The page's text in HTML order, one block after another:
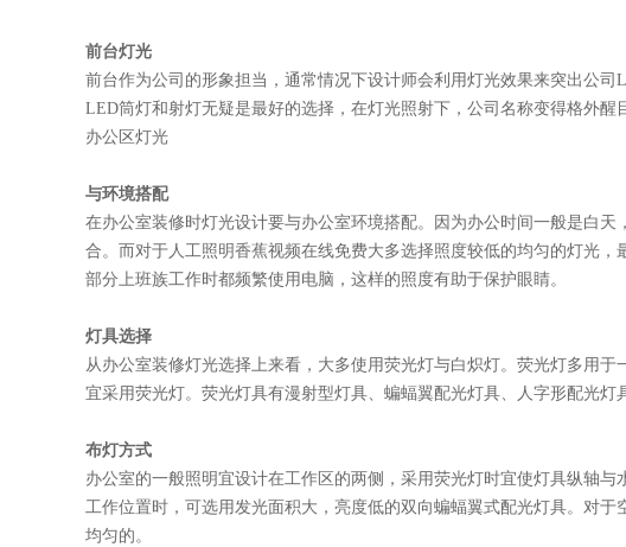
前台灯光
前台作为公司的形象担当，通常情况下设计师会利用灯光效果来突出公司
LED筒灯和射灯无疑是最好的选择，在灯光照射下，公司名称变得格外醒目
办公区灯光
与环境搭配
在办公室装修时灯光设计要与办公室环境搭配。因为办公时间一般是白天
合。而对于人工照明香蕉视频在线免费大多选择照度较低的均匀的灯光
部分上班族工作时都频繁使用电脑，这样的照度有助于保护眼睛。
灯具选择
从办公室装修灯光选择上来看，大多使用荧光灯与白炽灯。荧光灯多用
宜采用荧光灯。荧光灯具有漫射型灯具、蝙蝠翼配光灯具、人字形配光灯具等
布灯方式
办公室的一般照明宜设计在工作区的两侧，采用荧光灯时宜使灯具纵轴与
工作位置时，可选用发光面积大，亮度低的双向蝙蝠翼式配光灯具。对于
均匀的。